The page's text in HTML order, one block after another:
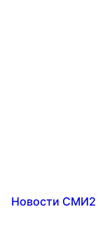
Новости СМИ2